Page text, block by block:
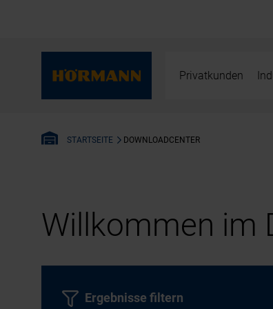
Privatkunden
STARTSEITE DOWNLOADCENTER
Willkommen im
Ergebnisse filtern